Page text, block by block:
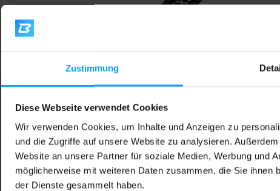
Zustimmung
Diese Webseite verwendet Cookies
Wir verwenden Cookies, um Inhalte und Anzeigen zu
und die Zugriffe auf unsere Website zu analysieren.
Website an unsere Partner für soziale Medien, Werbung und
möglicherweise mit weiteren Daten zusammen, die Sie
der Dienste gesammelt haben.
Nutrend
1,19
Auf Lager